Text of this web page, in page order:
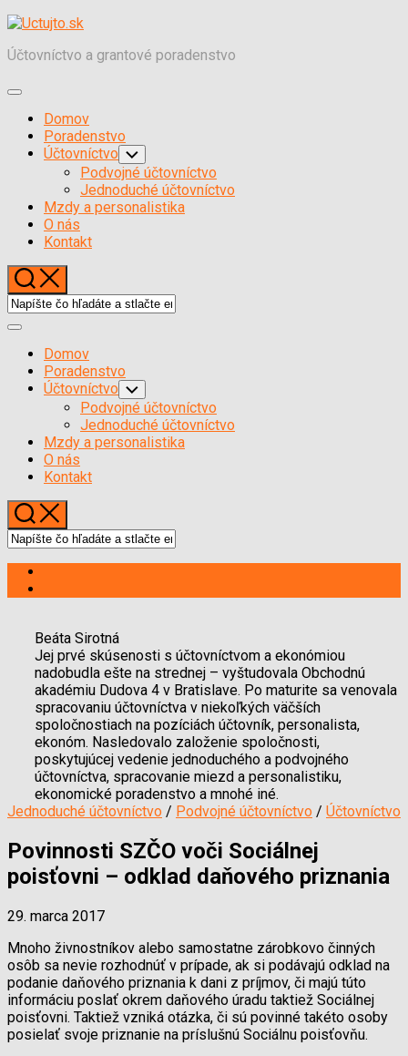
Skočiť
obsah
Účtovníctvo a grantové poradenstvo
Expand
Domov
Poradenstvo
Účtovníctvo Toggle
Child
Menu
Podvojné účtovníctvo
Jednoduché účtovníctvo
Mzdy a personalistika
O nás
Kontakt
Expand
Domov
Poradenstvo
Účtovníctvo Toggle
Child
Menu
Podvojné účtovníctvo
Jednoduché účtovníctvo
Mzdy a personalistika
O nás
Kontakt
Beáta Sirotná
Jej prvé skúsenosti s účtovníctvom a ekonómiou
nadobudla ešte na strednej – vyštudovala Obchodnú
akadémiu Dudova 4 v Bratislave. Po maturite sa venovala
spracovaniu účtovníctva v niekoľkých väčších
spoločnostiach na pozíciách účtovník, personalista,
ekonóm. Nasledovalo založenie spoločnosti,
poskytujúcej vedenie jednoduchého a podvojného
účtovníctva, spracovanie miezd a personalistiku,
ekonomické poradenstvo a mnohé iné.
Jednoduché účtovníctvo / Podvojné účtovníctvo / Účtovníctvo
Povinnosti SZČO voči Sociálnej
poisťovni – odklad daňového priznania
29. marca 2017
Mnoho živnostníkov alebo samostatne zárobkovo činných
osôb sa nevie rozhodnúť v prípade, ak si podávajú odklad na
podanie daňového priznania k dani z príjmov, či majú túto
informáciu poslať okrem daňového úradu taktiež Sociálnej
poisťovni. Taktiež vzniká otázka, či sú povinné takéto osoby
posielať svoje priznanie na príslušnú Sociálnu poisťovňu.